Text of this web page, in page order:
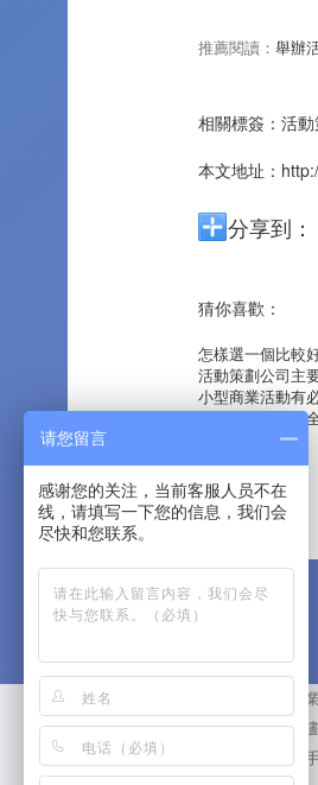
推薦閱讀： 舉辦
相關標簽： 活
本文地址：
分享到：
猜你喜歡：
怎樣選一個比較
活動策劃公司主
小型商業活動有
東莞活動公司大
廣州睿陽廣告活動策劃公司,是專
劃公司,執行公司,承接各類活動策
動執行等服務,用專業的活動策劃
请您留言
感谢您的关注，当前客服人员不在
线，请填写一下您的信息，我们会
尽快和您联系。